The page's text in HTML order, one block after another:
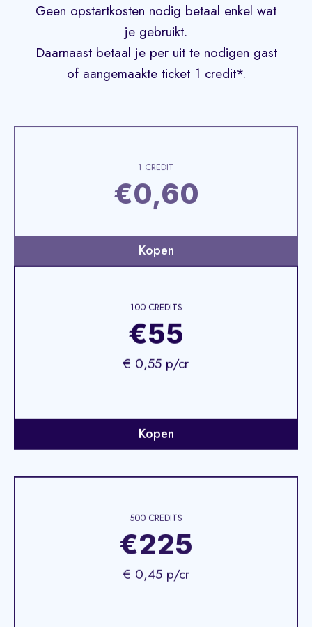
Geen opstartkosten nodig betaal enkel wat
je gebruikt.
Daarnaast betaal je per uit te nodigen gast
of aangemaakte ticket 1 credit*.
€0,60
Kopen
100 CREDITS
€55
€ 0,55 p/cr
Kopen
500 CREDITS
€225
€ 0,45 p/cr